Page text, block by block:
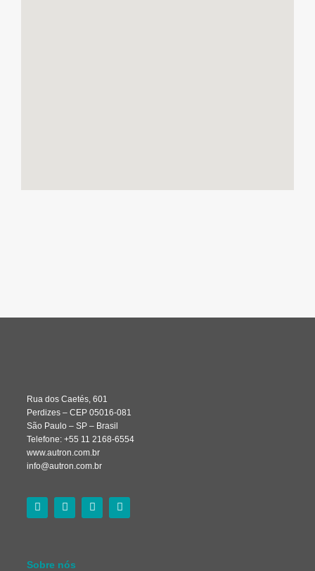
Rua dos Caetés, 601
Perdizes – CEP 05016-081
São Paulo – SP – Brasil
Telefone: +55 11 2168-6554
www.autron.com.br
info@autron.com.br
Sobre nós